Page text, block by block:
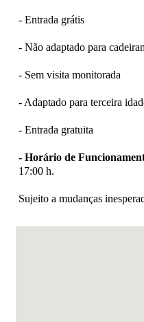
- Entrada grátis
- Não adaptado para
- Sem visita monitorada
- Adaptado para terceira
- Entrada gratuita
- Horário de
17:00 h.
Sujeito a mudanças